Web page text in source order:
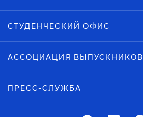
СТУДЕНЧЕСКИЙ ОФИС
АССОЦИАЦИЯ ВЫПУСКНИКОВ
ПРЕСС-СЛУЖБА